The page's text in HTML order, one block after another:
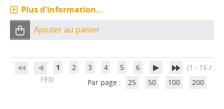
Plus d'information...
Ajouter au panier
1 2 3 4 5 6
(1 - 15 /
193)
Par page : 25 50 100 200